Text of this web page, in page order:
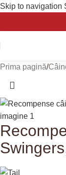
Skip to navigation
Prima pagină/